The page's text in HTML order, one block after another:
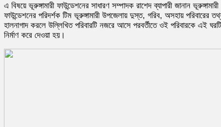
এ বিষয়ে ভূরুঙ্গামারী ফাউন্ডেশনের সাধারণ সম্পাদক রাশেদ ব্যাপারী জানান ভূরুঙ্গামারী
ফাউন্ডেশনের পরিদর্শক টিম ভূরুঙ্গামারী উপজেলায় দুস্ত, গরিব, অসহায় পরিবারের
হালনাগাদ করলে উল্লিখিত পরিবারটি নজরে আসে পরবর্তীতে ওই পরিবারকে এই ঘরটি
নির্মাণ করে দেওয়া হয়।